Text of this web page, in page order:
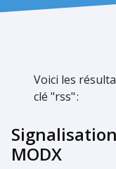
Voici les
clé "rss":
MODX